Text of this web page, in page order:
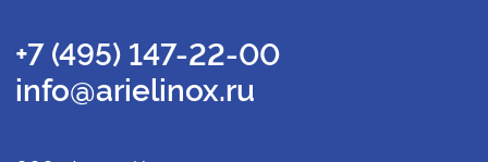
+7 (495) 147-22-00
info@arielinox.ru